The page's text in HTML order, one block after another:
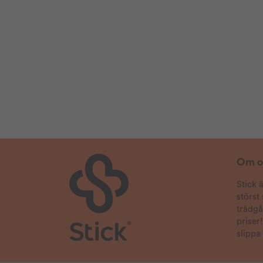
Jonas
Verifierad köpare
2024-10-15
Anonym
Verifierad köpare
2024-10-01
Peter
Verifierad köpare
Fångade musen men musen dog inte.
Om
Stick
störst
slippa